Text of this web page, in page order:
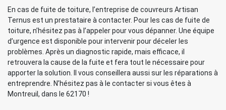
En cas de fuite de toiture, l’entreprise de couvreurs Artisan
Ternus est un prestataire à contacter. Pour les cas de fuite de
toiture, n’hésitez pas à l’appeler pour vous dépanner. Une équipe
d’urgence est disponible pour intervenir pour déceler les
problèmes. Après un diagnostic rapide, mais efficace, il
retrouvera la cause de la fuite et fera tout le nécessaire pour
apporter la solution. Il vous conseillera aussi sur les réparations à
entreprendre. N’hésitez pas à le contacter si vous êtes à
Montreuil, dans le 62170 !